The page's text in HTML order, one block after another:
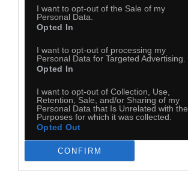
I want to opt-out of the Sale of my
Personal Data.
Opted In
I want to opt-out of processing my
Personal Data for Targeted Advertising.
Opted In
I want to opt-out of Collection, Use,
Retention, Sale, and/or Sharing of my
Personal Data that Is Unrelated with the
Purposes for which it was collected.
Opted Out
CONFIRM